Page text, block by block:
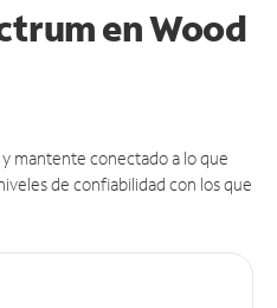
en Wood
mantente conectado a lo que
de confiabilidad con los que